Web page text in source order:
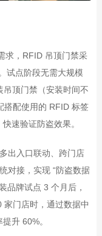
求， RFID 吊顶门禁采
试点阶段无需大规模
吊顶门禁（安装时间不
搭配使用的 RFID 标签
速验证防盗效果。
出入口联动、跨门店
对接，实现 “防盗数据
品牌试点 3 个月后，
家门店时，通过数据中
提升 60%。